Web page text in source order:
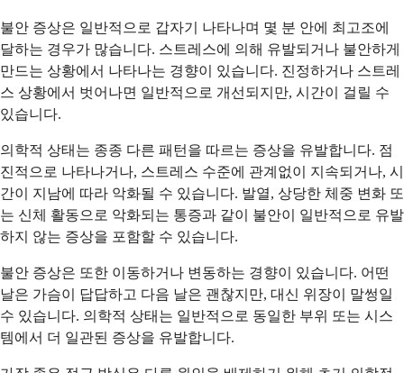
불안 증상은 일반적으로 갑자기 나타나며 몇 분 안에 최고조에
달하는 경우가 많습니다. 스트레스에 의해 유발되거나 불안하게
만드는 상황에서 나타나는 경향이 있습니다. 진정하거나 스트레
스 상황에서 벗어나면 일반적으로 개선되지만, 시간이 걸릴 수
있습니다.
의학적 상태는 종종 다른 패턴을 따르는 증상을 유발합니다. 점
진적으로 나타나거나, 스트레스 수준에 관계없이 지속되거나, 시
간이 지남에 따라 악화될 수 있습니다. 발열, 상당한 체중 변화 또
는 신체 활동으로 악화되는 통증과 같이 불안이 일반적으로 유발
하지 않는 증상을 포함할 수 있습니다.
불안 증상은 또한 이동하거나 변동하는 경향이 있습니다. 어떤
날은 가슴이 답답하고 다음 날은 괜찮지만, 대신 위장이 말썽일
수 있습니다. 의학적 상태는 일반적으로 동일한 부위 또는 시스
템에서 더 일관된 증상을 유발합니다.